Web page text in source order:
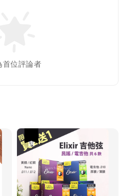
首位評論者